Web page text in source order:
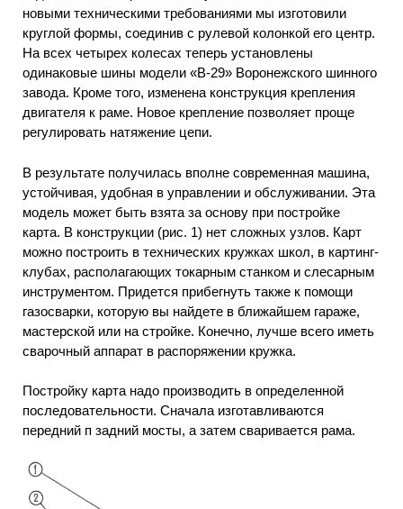
новыми техническими требованиями мы изготовили
круглой формы, соединив с рулевой колонкой его центр.
На всех четырех колесах теперь установлены
одинаковые шины модели «В-29» Воронежского шинного
завода. Кроме того, изменена конструкция крепления
двигателя к раме. Новое крепление позволяет проще
регулировать натяжение цепи.
В результате получилась вполне современная машина,
устойчивая, удобная в управлении и обслуживании. Эта
модель может быть взята за основу при постройке
карта. В конструкции (рис. 1) нет сложных узлов. Карт
можно построить в технических кружках школ, в картинг-
клубах, располагающих токарным станком и слесарным
инструментом. Придется прибегнуть также к помощи
газосварки, которую вы найдете в ближайшем гараже,
мастерской или на стройке. Конечно, лучше всего иметь
сварочный аппарат в распоряжении кружка.
Постройку карта надо производить в определенной
последовательности. Сначала изготавливаются
передний п задний мосты, а затем сваривается рама.